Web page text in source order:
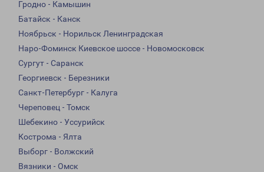
Гродно - Камышин
Батайск - Канск
Ноябрьск - Норильск Ленинградская
Наро-Фоминск Киевское шоссе - Новомосковск
Сургут - Саранск
Георгиевск - Березники
Санкт-Петербург - Калуга
Череповец - Томск
Шебекино - Уссурийск
Кострома - Ялта
Выборг - Волжский
Вязники - Омск